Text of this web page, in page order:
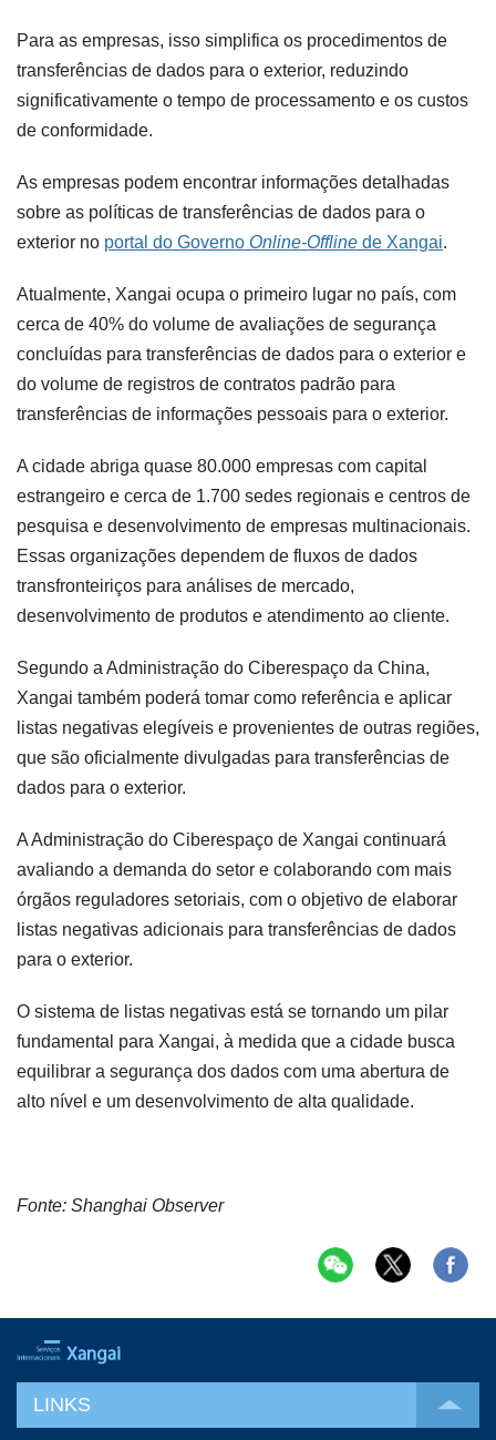
Para as empresas, isso simplifica os procedimentos de
transferências de dados para o exterior, reduzindo
significativamente o tempo de processamento e os custos
de conformidade.
As empresas podem encontrar informações detalhadas
sobre as políticas de transferências de dados para o
exterior no portal do Governo Online-Offline de Xangai.
Atualmente, Xangai ocupa o primeiro lugar no país, com
cerca de 40% do volume de avaliações de segurança
concluídas para transferências de dados para o exterior e
do volume de registros de contratos padrão para
transferências de informações pessoais para o exterior.
A cidade abriga quase 80.000 empresas com capital
estrangeiro e cerca de 1.700 sedes regionais e centros de
pesquisa e desenvolvimento de empresas multinacionais.
Essas organizações dependem de fluxos de dados
transfronteiriços para análises de mercado,
desenvolvimento de produtos e atendimento ao cliente.
Segundo a Administração do Ciberespaço da China,
Xangai também poderá tomar como referência e aplicar
listas negativas elegíveis e provenientes de outras regiões,
que são oficialmente divulgadas para transferências de
dados para o exterior.
A Administração do Ciberespaço de Xangai continuará
avaliando a demanda do setor e colaborando com mais
órgãos reguladores setoriais, com o objetivo de elaborar
listas negativas adicionais para transferências de dados
para o exterior.
O sistema de listas negativas está se tornando um pilar
fundamental para Xangai, à medida que a cidade busca
equilibrar a segurança dos dados com uma abertura de
alto nível e um desenvolvimento de alta qualidade.
Fonte: Shanghai Observer
LINKS